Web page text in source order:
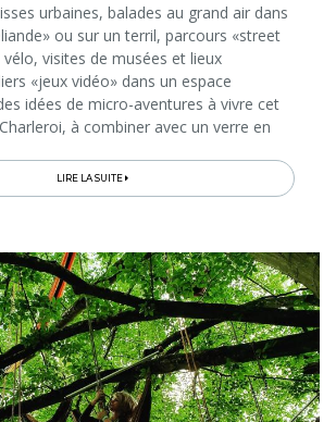
urbaines, balades au grand air dans
ou sur un terril, parcours «street
visites de musées et lieux
«jeux vidéo» dans un espace
idées de micro-aventures à vivre cet
à combiner avec un verre en
LIRE LA SUITE